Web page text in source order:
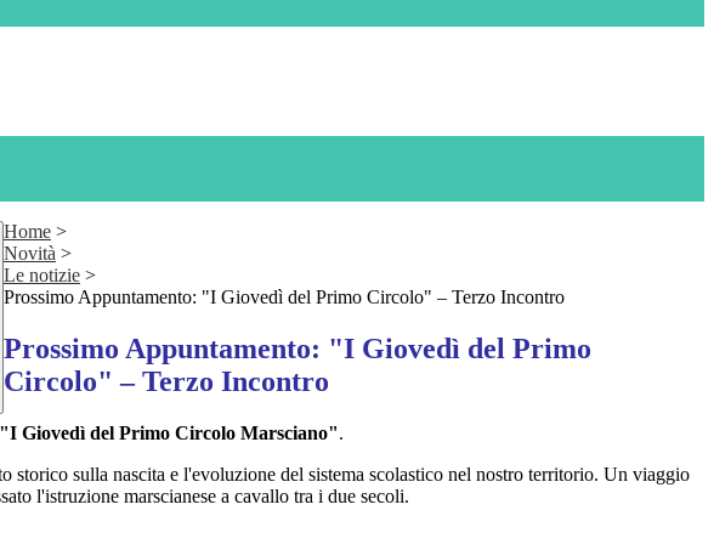
Home >
Novità >
Le notizie >
Prossimo Appuntamento: "I Giovedì del Primo Circolo" – Terzo Incontro
Prossimo Appuntamento: "I Giovedì del Primo
Circolo" – Terzo Incontro
"I Giovedì del Primo Circolo Marsciano".
storico sulla nascita e l'evoluzione del sistema scolastico nel nostro territorio. Un viaggio
l'istruzione marscianese a cavallo tra i due secoli.